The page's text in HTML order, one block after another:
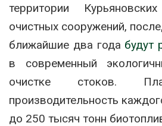
территории
очистных сооружений,
ближайшие два года будут
в современный
очистке стоков.
производительность
до 250 тысяч тонн